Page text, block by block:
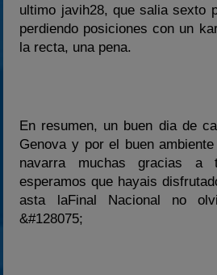
ultimo javih28, que salia sexto
perdiendo posiciones con un
la recta, una pena.
En resumen, un buen dia de
Genova y por el buen
navarra muchas gracias
esperamos que hayais
asta laFinal Nacional no
&#128075;